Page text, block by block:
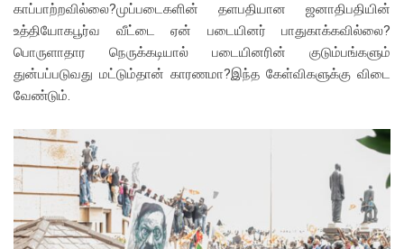
காப்பாற்றவில்லை?முப்படைகளின் தளபதியான ஜனாதிபதியின்
உத்தியோகபூர்வ வீட்டை ஏன் படையினர் பாதுகாக்கவில்லை?
பொருளாதார நெருக்கடியால் படையினரின் குடும்பங்களும்
துன்பப்படுவது மட்டும்தான் காரணமா?இந்த கேள்விகளுக்கு விடை
வேண்டும்.